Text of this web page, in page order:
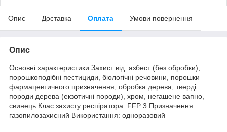
Опис Доставка Оплата Умови повернення
Опис
Основні характеристики Захист від: азбест (без обробки),
порошкоподібні пестициди, біологічні речовини, порошки
фармацевтичного призначення, обробка дерева, тверді
породи дерева (екзотичні породи), хром, негашене вапно,
свинець Клас захисту респіратора: FFP 3 Призначення:
газопилозахисний Використання: одноразовий